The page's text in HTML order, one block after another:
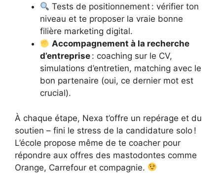
Tests de positionnement : vérifier ton
niveau et te proposer la vraie bonne
filière marketing digital.
Accompagnement à la recherche
d’entreprise : coaching sur le CV,
simulations d’entretien, matching avec le
bon partenaire (oui, ce dernier mot est
crucial).
À chaque étape, Nexa t’offre un repérage et du
soutien – fini le stress de la candidature solo !
L’école propose même de te coacher pour
répondre aux offres des mastodontes comme
Orange, Carrefour et compagnie.